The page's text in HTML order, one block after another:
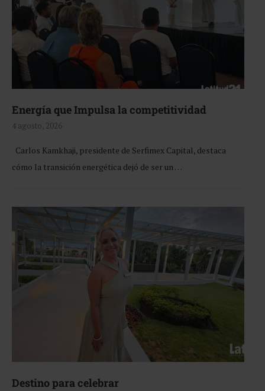
Energía que Impulsa la competitividad
4 agosto, 2026
Carlos Kamkhaji, presidente de Serfimex Capital, destaca
cómo la transición energética dejó de ser un …
Destino para celebrar